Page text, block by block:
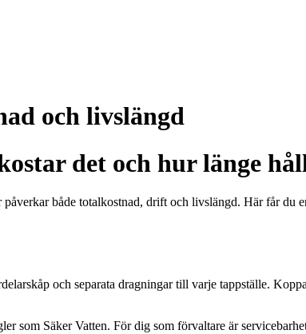
och livslängd
det och hur länge
både totalkostnad, drift och livslängd. Här får du
och separata dragningar till varje tappställe.
som Säker Vatten. För dig som förvaltare är